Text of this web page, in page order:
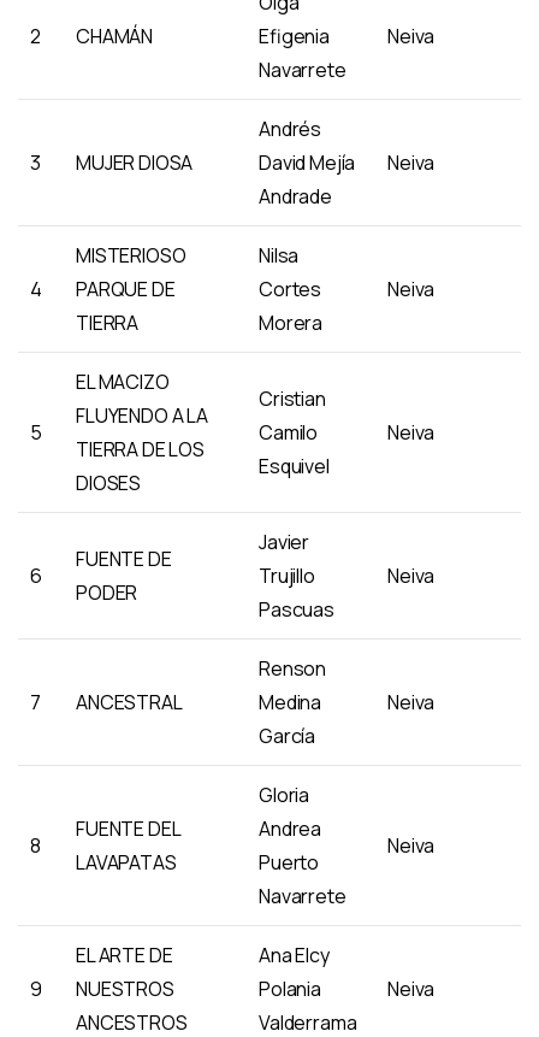
2 CHAMÁN
Efigenia
Navarrete
Neiva
3 MUJER DIOSA
Andrés
David Mejía
Andrade
Neiva
4
MISTERIOSO
PARQUE DE
TIERRA
Nilsa
Cortes
Morera
Neiva
5
EL MACIZO
FLUYENDO A LA
TIERRA DE LOS
DIOSES
Cristian
Camilo
Esquivel
Neiva
6
FUENTE DE
PODER
Javier
Trujillo
Pascuas
Neiva
7 ANCESTRAL
Renson
Medina
García
Neiva
8
FUENTE DEL
LAVAPATAS
Gloria
Andrea
Puerto
Navarrete
Neiva
9
EL ARTE DE
NUESTROS
ANCESTROS
Ana Elcy
Polania
Valderrama
Neiva